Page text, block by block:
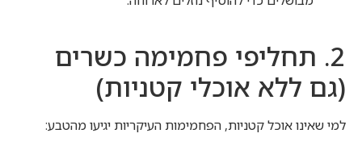
2. תחליפי פחמימה כשרים
(גם ללא אוכלי קטניות)
למי שאינו אוכל קטניות, הפחמימות העיקריות יגיעו מהטבע: